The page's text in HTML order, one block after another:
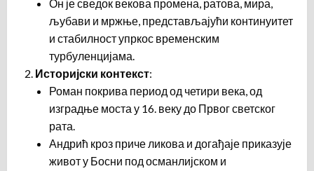
Он је сведок векова промена, ратова, мира,
љубави и мржње, представљајући континуитет
и стабилност упркос временским
турбуленцијама.
Историјски контекст:
Роман покрива период од четири века, од
изградње моста у 16. веку до Првог светског
рата.
Андрић кроз приче ликова и догађаје приказује
живот у Босни под османлијском и